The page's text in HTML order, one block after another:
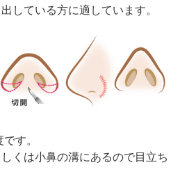
している方に適しています。
す。
くは小鼻の溝にあるので目立ち